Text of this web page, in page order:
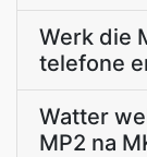
Werk die
telefone
Watter
MP2 na